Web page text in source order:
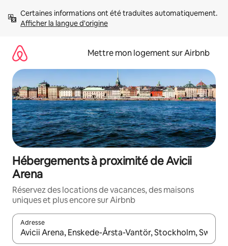
directement
Afficher la langue d'origine
Mettre mon logement sur Airbnb
Hébergements à proximité de Avicii
Arena
Réservez des locations de vacances, des maisons
uniques et plus encore sur Airbnb
Adresse
Lorsque les résultats s'affichent, utilisez les flèches vers le